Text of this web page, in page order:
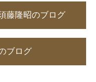
藤隆昭のブログ
ブログ